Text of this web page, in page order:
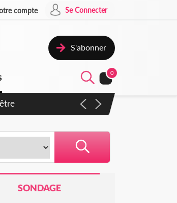
compte Se Connecter
S'abonner
0
SONDAGE